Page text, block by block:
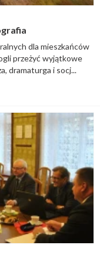
dla mieszkańców
przeżyć wyjątkowe
dramaturga i socj...